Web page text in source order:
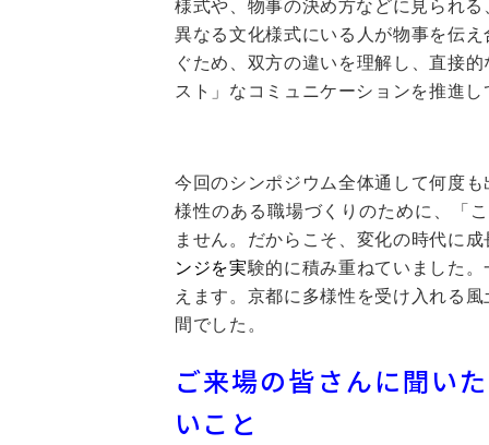
様式や、物事の決め方などに見られ
異なる文化様式にいる人が物事を伝
ぐため、双方の違いを理解し、直接
スト」なコミュニケーションを推進し
今回のシンポジウム全体通して何度
様性のある職場づくりのために、「
ません。だからこそ、変化の時代に
ンジを実験的に積み重ねていました
えます。京都に多様性を受け入れる
間でした。
ご来場の皆さんに聞い
いこと